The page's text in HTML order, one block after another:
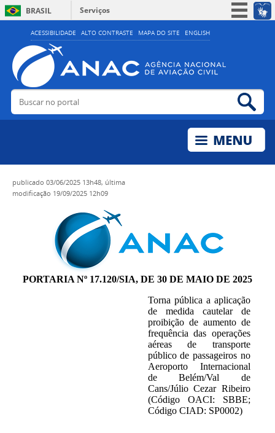
ACESSIBILIDADE ALTO CONTRASTE MAPA DO SITE ENGLISH
BRASIL
Serviços
Simplifique!
Acesso à informação
Legislação
Buscar no portal
publicado 03/06/2025 13h48, última
modificação 19/09/2025 12h09
PORTARIA Nº 17.120/SIA, DE 30 DE MAIO DE 2025
Torna pública a aplicação
de medida cautelar de
proibição de aumento de
frequência das operações
aéreas de transporte
público de passageiros no
Aeroporto Internacional
de Belém/Val de
Cans/Júlio Cezar Ribeiro
(Código OACI: SBBE;
Código CIAD: SP0002)